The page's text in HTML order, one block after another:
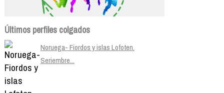
Últimos perfiles colgados
Noruega- Fiordos y islas Lofoten.
Seriembre...